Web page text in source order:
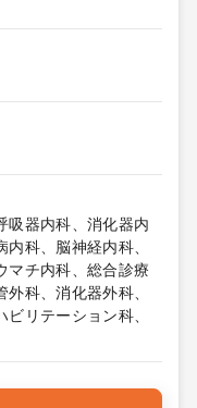
吸器内科、消化器内
科、脳神経内科、
マチ内科、総合診療
科、消化器外科、
リテーション科、